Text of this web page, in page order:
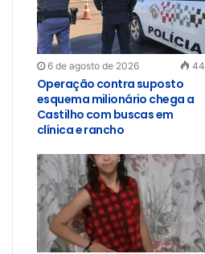
6 de agosto de 2026
Operação contra suposto
esquema milionário chega a
Castilho com buscas em
clínica e rancho